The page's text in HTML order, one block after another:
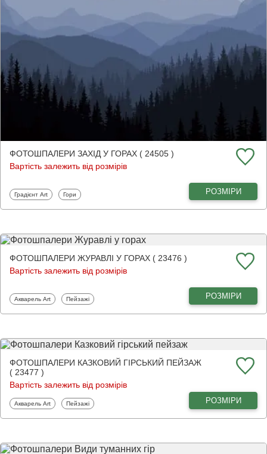
ФОТОШПАЛЕРИ ЗАХІД У ГОРАХ ( 24505 )
Вартість залежить від розмірів
Фотошпалери
Градієнт Art Фотошпалери
Гори РОЗМІРИ
ФОТОШПАЛЕРИ ЖУРАВЛІ У ГОРАХ ( 23476 )
Вартість залежить від розмірів
Фотошпалери
Акварель Art Фотошпалери
Пейзажі РОЗМІРИ
ФОТОШПАЛЕРИ КАЗКОВИЙ ГІРСЬКИЙ ПЕЙЗАЖ
( 23477 )
Вартість залежить від розмірів
Фотошпалери
Акварель Art Фотошпалери
Пейзажі РОЗМІРИ